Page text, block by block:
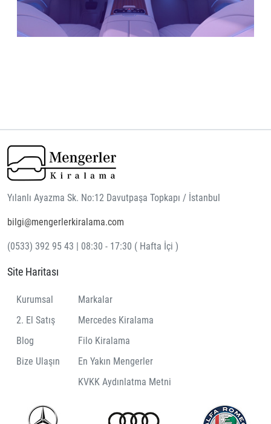
Yılanlı Ayazma Sk. No:12 Davutpaşa Topkapı / İstanbul
bilgi@mengerlerkiralama.com
(0533) 392 95 43 | 08:30 - 17:30 ( Hafta İçi )
Site Haritası
Kurumsal
2. El Satış
Blog
Bize Ulaşın
Markalar
Mercedes Kiralama
Filo Kiralama
En Yakın Mengerler
KVKK Aydınlatma Metni